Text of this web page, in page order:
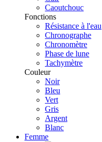
Caoutchouc
Fonctions
Résistance à l'eau
Chronographe
Chronomètre
Phase de lune
Tachymètre
Couleur
Noir
Bleu
Vert
Gris
Argent
Blanc
Femme